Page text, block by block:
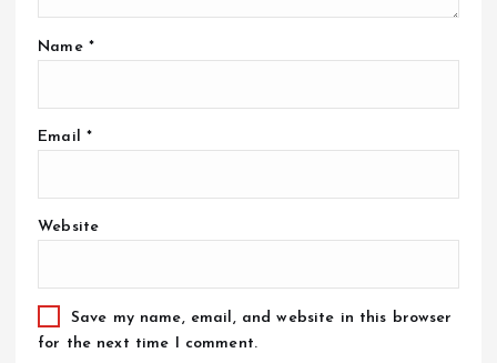
Name *
Email *
Website
Save my name, email, and website in this browser
for the next time I comment.